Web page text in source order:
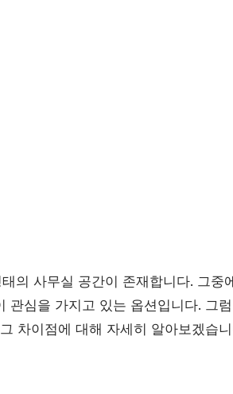
의 사무실 공간이 존재합니다. 그중
관심을 가지고 있는 옵션입니다. 그
차이점에 대해 자세히 알아보겠습